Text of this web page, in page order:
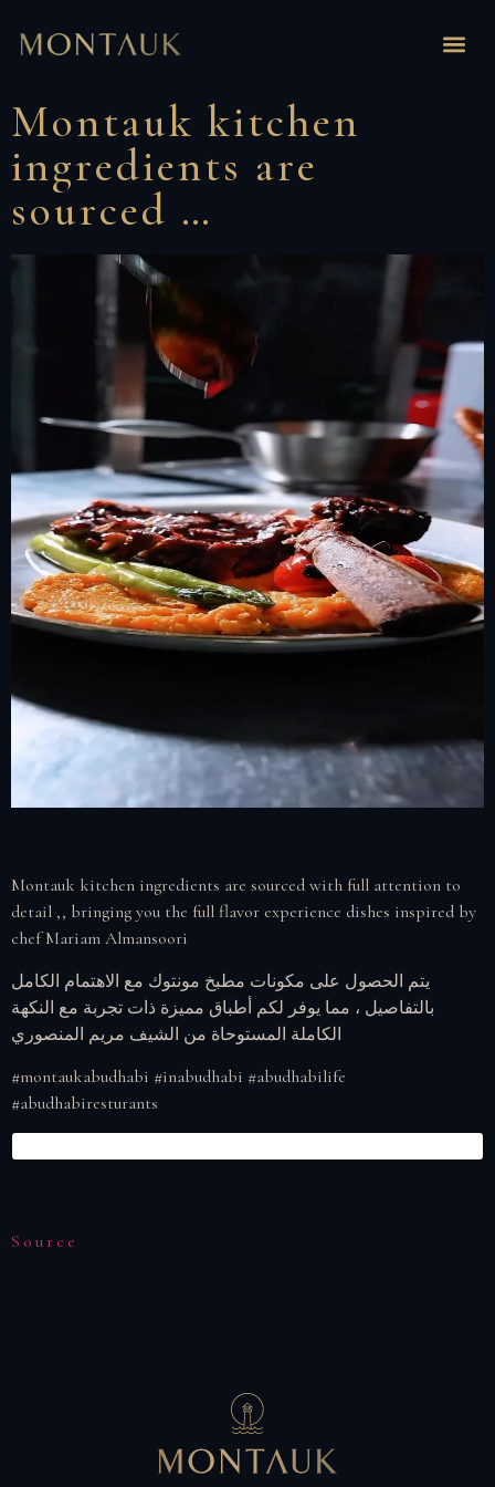
Montauk kitchen
ingredients are
sourced …
Montauk kitchen ingredients are sourced with full attention to
detail ,, bringing you the full flavor experience dishes inspired by
chef Mariam Almansoori
يتم الحصول على مكونات مطبخ مونتوك مع الاهتمام الكامل
بالتفاصيل ، مما يوفر لكم أطباق مميزة ذات تجربة مع النكهة
الكاملة المستوحاة من الشيف مريم المنصوري
#montaukabudhabi #inabudhabi #abudhabilife
#abudhabiresturants
Source